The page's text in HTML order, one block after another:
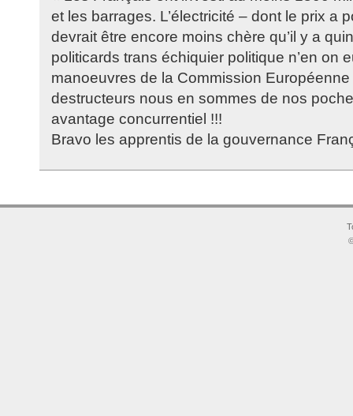
et les barrages. L’électricité – dont le prix a
devrait être encore moins chère qu’il y a
politicards trans échiquier politique n’en on
manoeuvres de la Commission
destructeurs nous en sommes de nos
avantage concurrentiel !!!
Bravo les apprentis de la gouvernance